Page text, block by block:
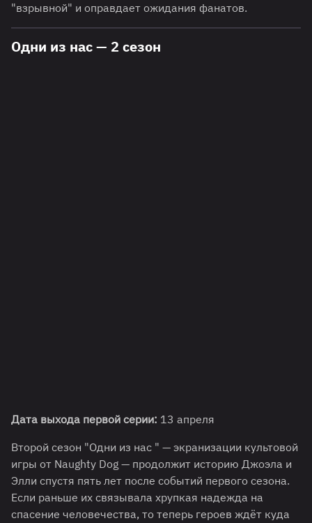
"взрывной" и оправдает ожидания фанатов.
Одни из нас — 2 сезон
Дата выхода первой серии: 13 апреля
Второй сезон "Одни из нас " — экранизации культовой
игры от Naughty Dog — продолжит историю Джоэла и
Элли спустя пять лет после событий первого сезона.
Если раньше их связывала хрупкая надежда на
спасение человечества, то теперь героев ждёт куда